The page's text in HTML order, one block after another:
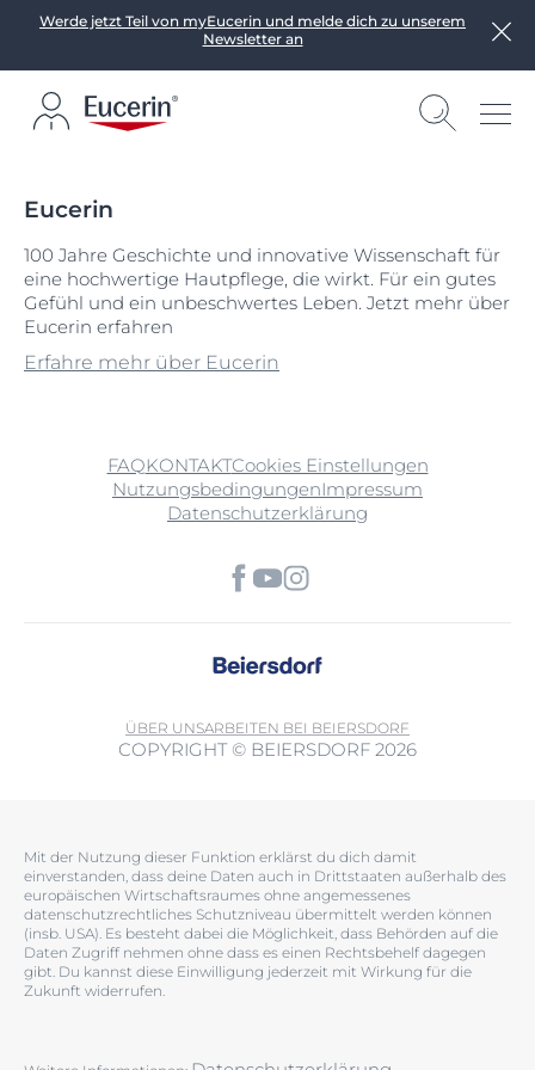
Werde jetzt Teil von myEucerin und melde dich zu unserem
Newsletter an
Eucerin
100 Jahre Geschichte und innovative Wissenschaft für
eine hochwertige Hautpflege, die wirkt. Für ein gutes
Gefühl und ein unbeschwertes Leben. Jetzt mehr über
Eucerin erfahren
Erfahre mehr über Eucerin
FAQKONTAKTCookies Einstellungen
NutzungsbedingungenImpressum
Datenschutzerklärung
ÜBER UNSARBEITEN BEI BEIERSDORF
COPYRIGHT © BEIERSDORF 2026
Mit der Nutzung dieser Funktion erklärst du dich damit
einverstanden, dass deine Daten auch in Drittstaaten außerhalb des
europäischen Wirtschaftsraumes ohne angemessenes
datenschutzrechtliches Schutzniveau übermittelt werden können
(insb. USA). Es besteht dabei die Möglichkeit, dass Behörden auf die
Daten Zugriff nehmen ohne dass es einen Rechtsbehelf dagegen
gibt. Du kannst diese Einwilligung jederzeit mit Wirkung für die
Zukunft widerrufen.